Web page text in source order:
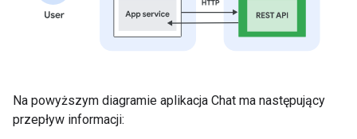
Na powyższym diagramie aplikacja Chat ma następujący
przepływ informacji: